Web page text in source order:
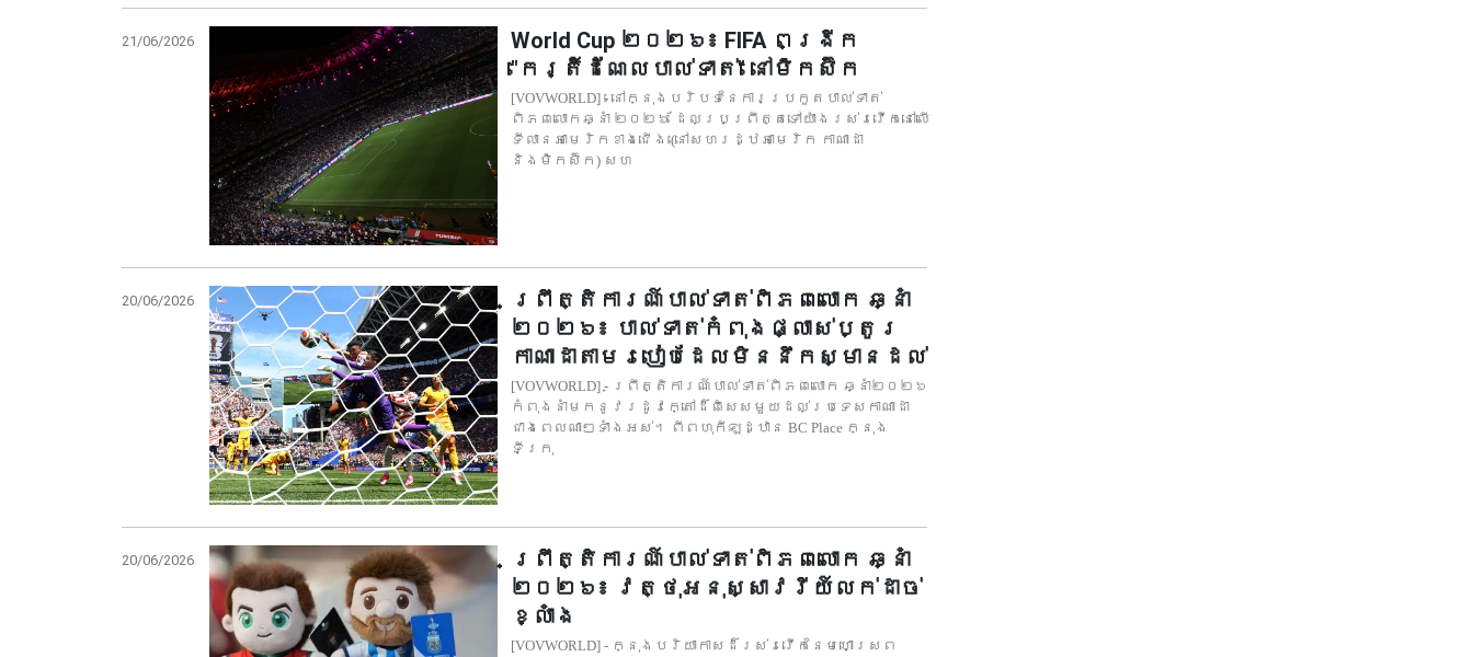
21/06/2026
World Cup ២០២៦៖ FIFA ពង្រីក
"កេរ្តិ៍ដំណែលបាល់ទាត់" នៅម៉ិកស៊ិក
[VOVWORLD] - នៅក្នុងបរិបទនៃការប្រកួតបាល់ទាត់
ពិភពលោកឆ្នាំ ២០២៦ ដែលប្រព្រឹត្តទៅយ៉ាងរស់រវើកនៅលើ
ទីលានអាមេរិកខាងជើង (នៅសហរដ្ឋអាមេរិក កាណាដា
និងម៉ិកស៊ិក) សហ
20/06/2026
ព្រឹត្តិការណ៍បាល់ទាត់ពិភពលោក ឆ្នាំ
២០២៦៖ បាល់ទាត់កំពុងផ្លាស់ប្តូរ
កាណាដាតាមរបៀបដែលមិននឹកស្មានដល់
[VOVWORLD] - ព្រឹត្តិការណ៍បាល់ទាត់ពិភពលោក ឆ្នាំ២០២៦
កំពុងនាំមកនូវរដូវក្តៅដ៏ពិសេសមួយដល់ប្រទេសកាណាដា
ជាងពេលណាៗទាំងអស់។ ពីពហុកីឡដ្ឋាន BC Place ក្នុង
ទីក្រុ
20/06/2026
ព្រឹត្តិការណ៍បាល់ទាត់ពិភពលោក ឆ្នាំ
២០២៦៖ វត្ថុអនុស្សាវរីយ៍លក់ដាច់
ខ្លាំង
[VOVWORLD] - ក្នុងបរិយាកាសដ៏រស់រវើកនៃមហោស្រព